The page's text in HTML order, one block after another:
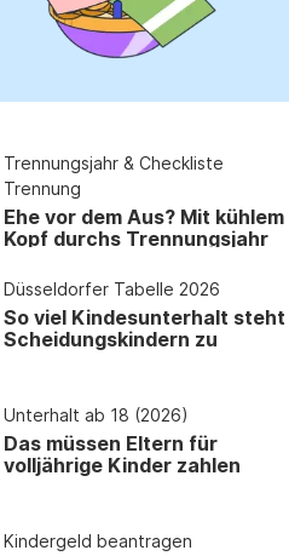
Erfahrungsportal
Academy
Finanzcoach
Über uns
Trennungsjahr & Checkliste
Trennung
Ehe vor dem Aus? Mit kühlem
Kopf durchs Trennungsjahr
Düsseldorfer Tabelle 2026
So viel Kindesunterhalt steht
Scheidungskindern zu
Unterhalt ab 18 (2026)
Das müssen Eltern für
volljährige Kinder zahlen
Kindergeld beantragen